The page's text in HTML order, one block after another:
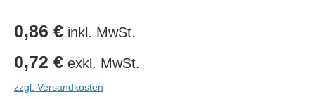
0,86 € inkl. MwSt.
0,72 € exkl. MwSt.
zzgl. Versandkosten